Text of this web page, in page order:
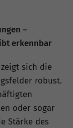
–
erkennbar
sich die
robust.
oder sogar
Stärke des